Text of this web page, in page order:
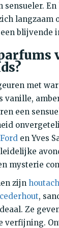
sensueler.
langzaam
blijvende
met
vanille,
een
en Yves
mysterie
zijn
,
Ze
verfijning.